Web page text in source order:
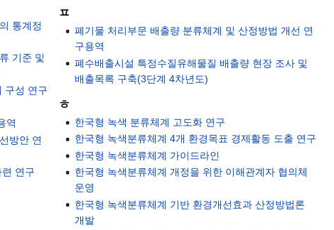
통계정
기준 및
구성 연구
역
방안 연
연구
ㅍ
폐기물 처리부문 배출량 분류체계 및 산정방법 개선 연
구용역
폐수배출시설 특정수질유해물질 배출량 현장 조사 및
배출목록 구축(3단계 4차년도)
ㅎ
한국형 녹색 분류체계 고도화 연구
한국형 녹색분류체계 4개 환경목표 경제활동 도출 연구
한국형 녹색분류체계 가이드라인
한국형 녹색분류체계 개정을 위한 이해관계자 협의체
운영
한국형 녹색분류체계 기반 환경개선효과 산정방법론
개발